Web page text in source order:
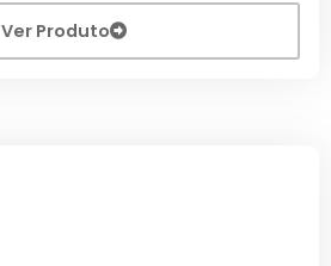
Ver Produto